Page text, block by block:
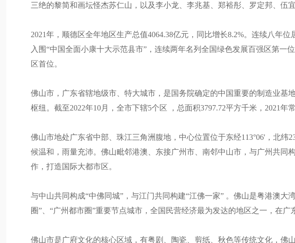
三绝的黎简和画坛怪杰苏仁山，以及李小龙、李兆基、郑裕彤、罗定邦、伍
2021年，顺德区全年地区生产总值4064.38亿元，同比增长8.2%。连续八年
入围“中国全面小康十大示范县市”，连续两年名列全国绿色发展百强区第一
区首位。
佛山市，广东省辖地级市、特大城市，是国务院确定的中国重要的制造业基
枢纽。截至2022年10月，全市下辖5个区 ，总面积3797.72平方千米，2021年
佛山市地处广东省中部、珠江三角洲腹地，中心位置位于东经113°06'，北纬
候温和，雨量充沛。佛山毗邻港澳、东接广州市、南邻中山市，与广州共同
作，打造国际大都市区。
与中山共同构成“中佛同城”，与江门共同构建“江佛一家” 。佛山是粤港澳
圈”、“广州都市圈”重要节点城市，全国民营经济最为发达的地区之一，在广
佛山市是广府文化的核心区域，有粤剧、陶瓷、剪纸、秋色等传统文化，佛